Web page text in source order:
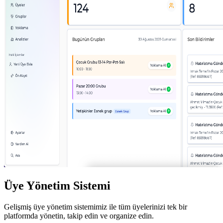
Üye Yönetim Sistemi
Gelişmiş üye yönetim sistemimiz ile tüm üyelerinizi tek bir
platformda yönetin, takip edin ve organize edin.